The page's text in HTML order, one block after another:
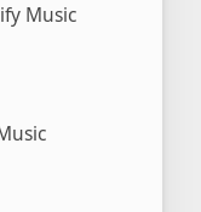
Music